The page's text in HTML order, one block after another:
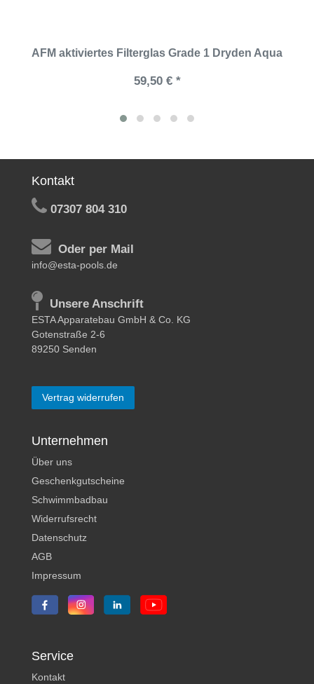
AFM aktiviertes Filterglas Grade 1 Dryden Aqua
59,50 € *
Kontakt
07307 804 310
Oder per Mail
info@esta-pools.de
Unsere Anschrift
ESTA Apparatebau GmbH & Co. KG
Gotenstraße 2-6
89250 Senden
Vertrag widerrufen
Unternehmen
Über uns
Geschenkgutscheine
Schwimmbadbau
Widerrufsrecht
Datenschutz
AGB
Impressum
Service
Kontakt